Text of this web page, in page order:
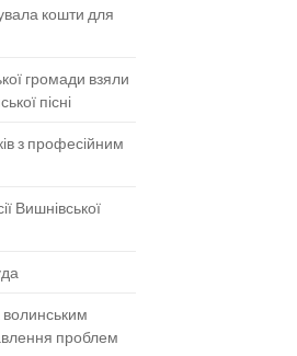
кошти для
громади взяли
пісні
з професійним
Вишнівської
проблем